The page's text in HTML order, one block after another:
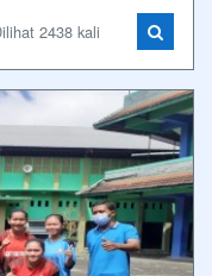
2438 kali